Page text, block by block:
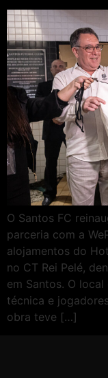
O Santos FC
parceria com a
alojamentos do
no CT Rei Pelé,
em Santos. O
técnica e
obra teve […]